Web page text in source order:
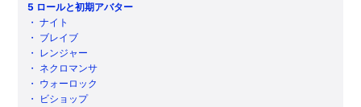
5 ロールと初期アバター
・ナイト
・ ブレイブ
・ レンジャー
・ ネクロマンサ
・ ウォーロック
・
ビショップ